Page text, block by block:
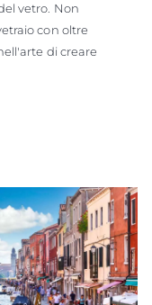
vetro. Non
con oltre
di creare